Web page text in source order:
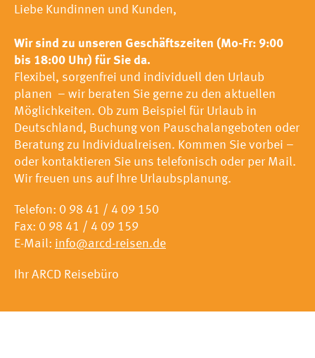
Liebe Kundinnen und Kunden,
Wir sind zu unseren Geschäftszeiten (Mo-Fr: 9:00
bis 18:00 Uhr) für Sie da.
Flexibel, sorgenfrei und individuell den Urlaub
planen – wir beraten Sie gerne zu den aktuellen
Möglichkeiten. Ob zum Beispiel für Urlaub in
Deutschland, Buchung von Pauschalangeboten oder
Beratung zu Individualreisen. Kommen Sie vorbei –
oder kontaktieren Sie uns telefonisch oder per Mail.
Wir freuen uns auf Ihre Urlaubsplanung.
Telefon: 0 98 41 / 4 09 150
Fax: 0 98 41 / 4 09 159
E-Mail: info@arcd-reisen.de
Ihr ARCD Reisebüro